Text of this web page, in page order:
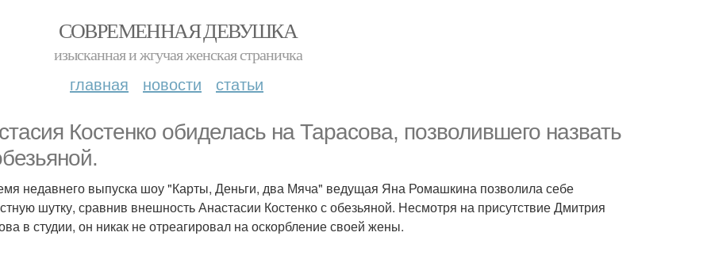
СОВРЕМЕННАЯ ДЕВУШКА
изысканная и жгучая женская страничка
главная новости статьи
Костенко обиделась на Тарасова, позволившего назвать
недавнего выпуска шоу "Карты, Деньги, два Мяча" ведущая Яна Ромашкина позволила себе
шутку, сравнив внешность Анастасии Костенко с обезьяной. Несмотря на присутствие Дмитрия
в студии, он никак не отреагировал на оскорбление своей жены.